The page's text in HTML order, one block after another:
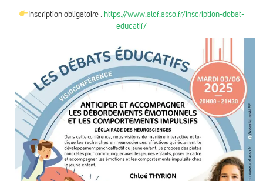
Inscription obligatoire :https://www.alef.asso.fr/inscription-debat-
educatif/